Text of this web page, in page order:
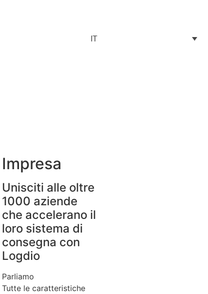
IT
Impresa
Unisciti alle oltre
1000 aziende
che accelerano il
loro sistema di
consegna con
Logdio
Parliamo
Tutte le caratteristiche